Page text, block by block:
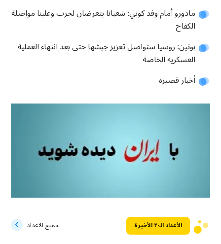
مادورو أمام وفد كوبي: شعبانا يتعرضان لحرب وعلينا مواصلة
الكفاح
بوتين: روسيا ستواصل تعزيز جيشها حتى بعد انتهاء العملية
العسكرية الخاصة
أخبار قصيرة
الأعداد الـ۲۰ الأخيرة جميع الاعداد